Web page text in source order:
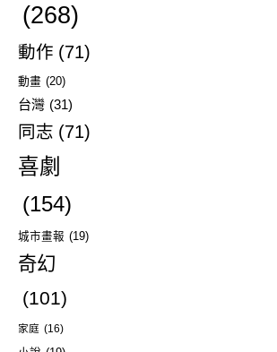
(268)
動作 (71)
動畫 (20)
台灣 (31)
同志 (71)
喜劇
(154)
城市畫報 (19)
奇幻
(101)
家庭 (16)